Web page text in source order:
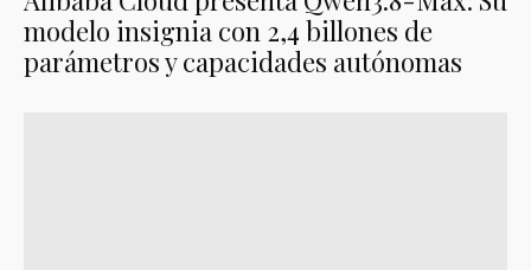
modelo insignia con 2,4 billones de
parámetros y capacidades autónomas